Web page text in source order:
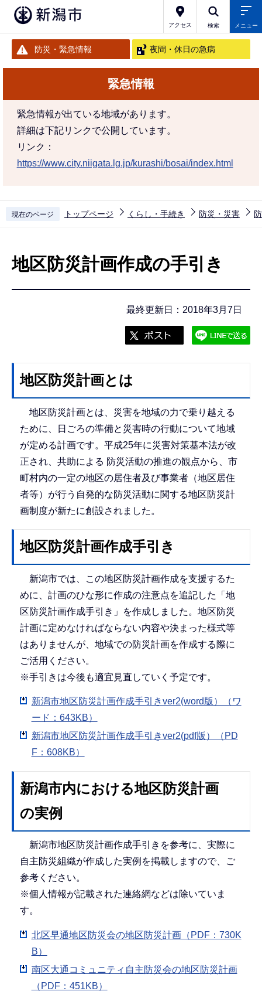
アクセス 検索 メニュー
防災・緊急情報 夜間・休日の急病
緊急情報
緊急情報が出ている地域があります。
詳細は下記リンクで公開しています。
リンク：
https://www.city.niigata.lg.jp/kurashi/bosai/index.html
現在のページ トップページ くらし・手続き 防災・災害
地区防災計画作成の手引き
最終更新日：2018年3月7日
地区防災計画とは
地区防災計画とは、災害を地域の力で乗り越える
ために、日ごろの準備と災害時の行動について地域
が定める計画です。平成25年に災害対策基本法が改
正され、共助による 防災活動の推進の観点から、市
町村内の一定の地区の居住者及び事業者（地区居住
者等）が行う自発的な防災活動に関する地区防災計
画制度が新たに創設されました。
地区防災計画作成手引き
新潟市では、この地区防災計画作成を支援するた
めに、計画のひな形に作成の注意点を追記した「地
区防災計画作成手引き」を作成しました。地区防災
計画に定めなければならない内容や決まった様式等
はありませんが、地域での防災計画を作成する際に
ご活用ください。
※手引きは今後も適宜見直していく予定です。
新潟市地区防災計画作成手引きver2(word版）（ワ
ード：643KB）
新潟市地区防災計画作成手引きver2(pdf版）（PD
F：608KB）
新潟市内における地区防災計画
の実例
新潟市地区防災計画作成手引きを参考に、実際に
自主防災組織が作成した実例を掲載しますので、ご
参考ください。
※個人情報が記載された連絡網などは除いていま
す。
北区早通地区防災会の地区防災計画（PDF：730K
B）
南区大通コミュニティ自主防災会の地区防災計画
（PDF：451KB）